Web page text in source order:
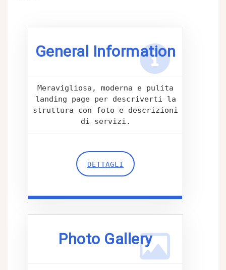
General Information
Meravigliosa, moderna e pulita
landing page per descriverti la
struttura con foto e descrizioni
di servizi.
DETTAGLI
Photo Gallery